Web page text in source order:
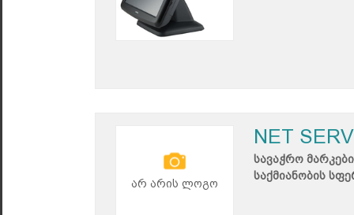
არ არის ლოგო
NET
სავაჭრო
საქმიანობის